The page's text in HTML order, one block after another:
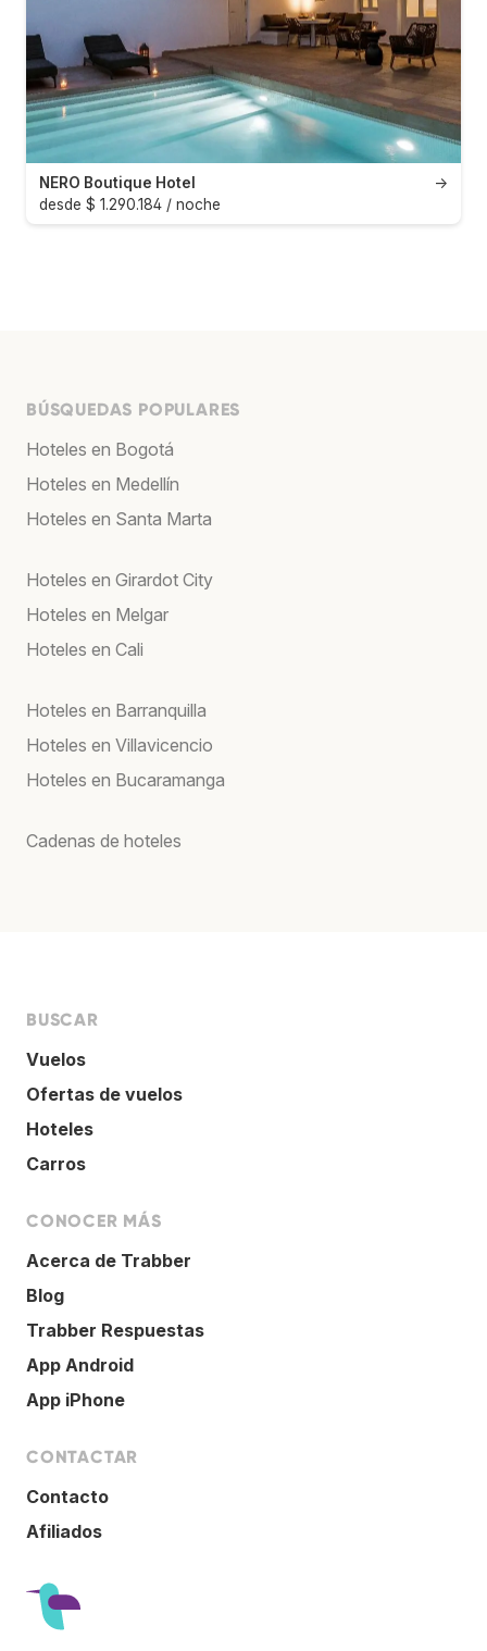
→
NERO Boutique Hotel
desde $ 1.290.184 / noche
BÚSQUEDAS POPULARES
Hoteles en Bogotá
Hoteles en Medellín
Hoteles en Santa Marta
Hoteles en Girardot City
Hoteles en Melgar
Hoteles en Cali
Hoteles en Barranquilla
Hoteles en Villavicencio
Hoteles en Bucaramanga
Cadenas de hoteles
BUSCAR
Vuelos
Ofertas de vuelos
Hoteles
Carros
CONOCER MÁS
Acerca de Trabber
Blog
Trabber Respuestas
App Android
App iPhone
CONTACTAR
Contacto
Afiliados